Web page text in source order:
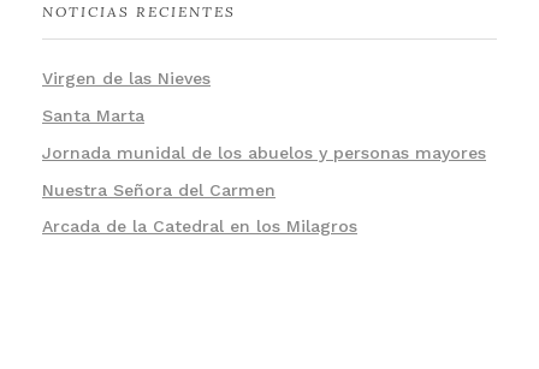
NOTICIAS RECIENTES
Virgen de las Nieves
Santa Marta
Jornada munidal de los abuelos y personas mayores
Nuestra Señora del Carmen
Arcada de la Catedral en los Milagros